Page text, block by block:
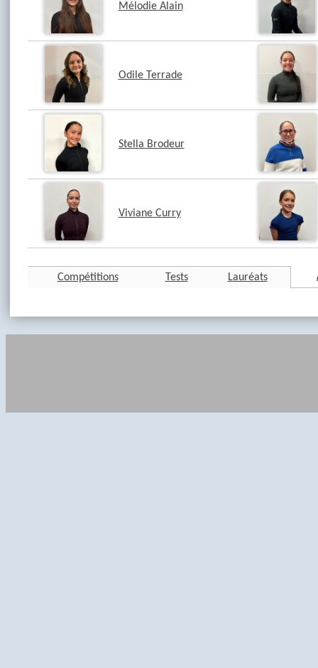
Mélodie Alain
Odile Terrade
Stella Brodeur
Viviane Curry
Compétitions Tests Lauréats